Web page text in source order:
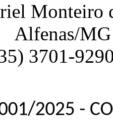
Monteiro
Alfenas/MG
3701-
2025 -